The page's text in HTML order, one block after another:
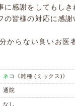
に感謝をしてもしき
の皆様の対応に感謝
からない良いお医
ネコ 《雑種 (ミックス)》
通院
なし